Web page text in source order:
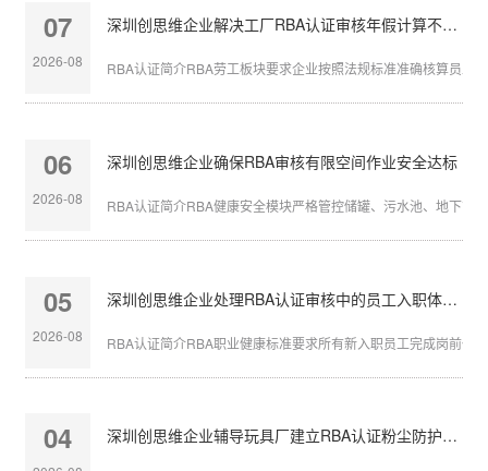
07
2026-08
深圳创思维企业解决工厂RBA认证审核年假计算不准确
RBA认证简介RBA劳工板块要求企业按照法规标准准确核算员工
06
2026-08
深圳创思维企业确保RBA审核有限空间作业安全达标
RBA认证简介RBA健康安全模块严格管控储罐、污水池、地下管
05
2026-08
深圳创思维企业处理RBA认证审核中的员工入职体检缺失
RBA认证简介RBA职业健康标准要求所有新入职员工完成岗前体
04 深圳创思维企业辅导玩具厂建立RBA认证粉尘防护体系